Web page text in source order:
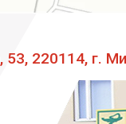
220114, г.